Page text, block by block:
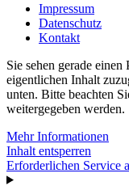
Impressum
Datenschutz
Kontakt
Sie sehen gerade
eigentlichen Inhalt
unten. Bitte beachten
weitergegeben werden.
Mehr Informationen
Inhalt entsperren
Erforderlichen Service